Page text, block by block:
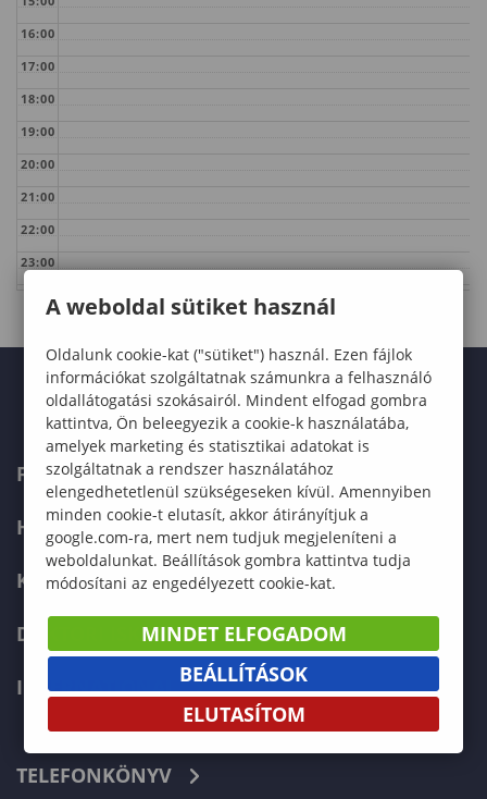
16:00
17:00
18:00
19:00
20:00
21:00
22:00
23:00
FELVÉTELIZŐKNEK
HALLGATÓKNAK
KÉPZÉSEK
DOKTORI ISKOLA
INTERNATIONAL
TELEFONKÖNYV
A weboldal sütiket használ
Oldalunk cookie-kat ("sütiket") használ. Ezen fájlok
információkat szolgáltatnak számunkra a felhasználó
oldallátogatási szokásairól. Mindent elfogad gombra
kattintva, Ön beleegyezik a cookie-k használatába,
amelyek marketing és statisztikai adatokat is
szolgáltatnak a rendszer használatához
elengedhetetlenül szükségeseken kívül. Amennyiben
minden cookie-t elutasít, akkor átirányítjuk a
google.com-ra, mert nem tudjuk megjeleníteni a
weboldalunkat. Beállítások gombra kattintva tudja
módosítani az engedélyezett cookie-kat.
MINDET ELFOGADOM
BEÁLLÍTÁSOK
ELUTASÍTOM